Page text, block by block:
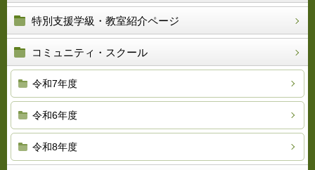
特別支援学級・教室紹介ページ
コミュニティ・スクール
令和7年度
令和6年度
令和8年度